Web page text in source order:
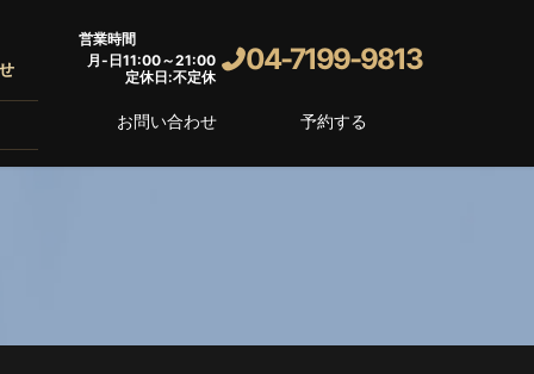
営業時間
月-日11:00～21:00
定休日:不定休
04-7199-9813
お問い合わせ 予約する